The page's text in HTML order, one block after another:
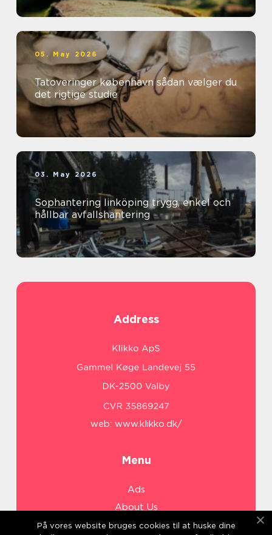
05. May 2026
Tatoveringer københavn sådan vælger du
det rigtige studie
03. May 2026
Sophantering linköping trygg, enkel och
hållbar avfallshantering
Address
web: www.klikko.dk/
Menu
Ads
About Us
Cookies
På vores website bruges cookies til at huske dine